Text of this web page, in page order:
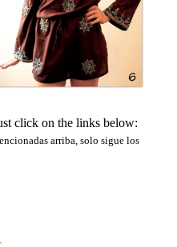
click on the links below:
arriba, solo sigue los